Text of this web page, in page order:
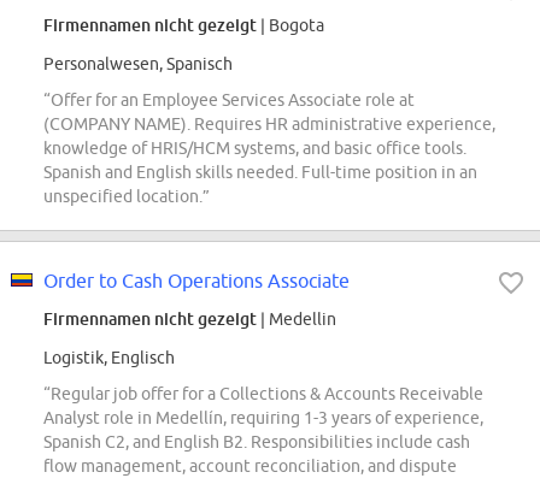
Firmennamen nicht gezeigt | Bogota
Personalwesen, Spanisch
“Offer for an Employee Services Associate role at
(COMPANY NAME). Requires HR administrative experience,
knowledge of HRIS/HCM systems, and basic office tools.
Spanish and English skills needed. Full-time position in an
unspecified location.”
Order to Cash Operations Associate
Firmennamen nicht gezeigt | Medellin
Logistik, Englisch
“Regular job offer for a Collections & Accounts Receivable
Analyst role in Medellín, requiring 1-3 years of experience,
Spanish C2, and English B2. Responsibilities include cash
flow management, account reconciliation, and dispute